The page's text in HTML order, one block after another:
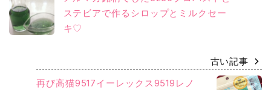
ステビアで作るシロップとミルクセー
キ♡
古い記事
再び高猫9517イーレックス9519レノ